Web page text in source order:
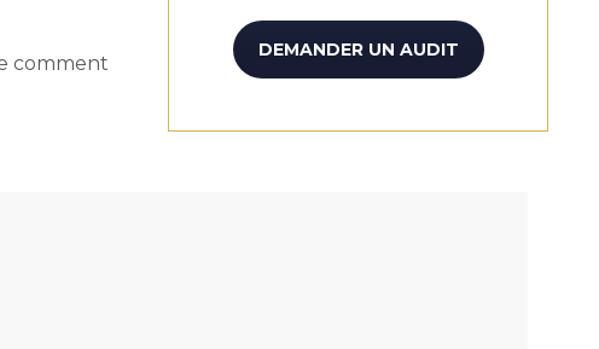
comment
DEMANDER UN AUDIT